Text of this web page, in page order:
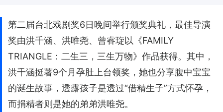
第二届台北戏剧奖6日晚间举行颁奖典礼，最佳导演
奖由洪千涵、洪唯尧、曾睿琁以《FAMILY
TRIANGLE：二生三，三生万物》作品获得。其中，
洪千涵挺著9个月孕肚上台领奖，她也分享腹中宝宝
的诞生故事，透露孩子是透过“借精生子”方式怀孕，
而捐精者则是她的弟弟洪唯尧。